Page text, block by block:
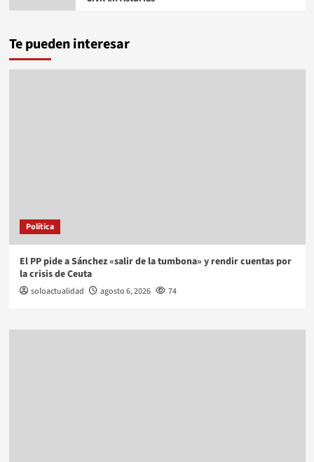
Te pueden interesar
Política
El PP pide a Sánchez «salir de la tumbona» y rendir cuentas por
la crisis de Ceuta
soloactualidad agosto 6, 2026 74